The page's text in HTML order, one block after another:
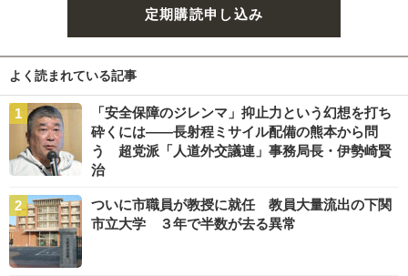
定期購読申し込み
よく読まれている記事
「安全保障のジレンマ」抑止力という幻想を打ち
砕くには――長射程ミサイル配備の熊本から問
う 超党派「人道外交議連」事務局長・伊勢崎賢
治
ついに市職員が教授に就任 教員大量流出の下関
市立大学 ３年で半数が去る異常